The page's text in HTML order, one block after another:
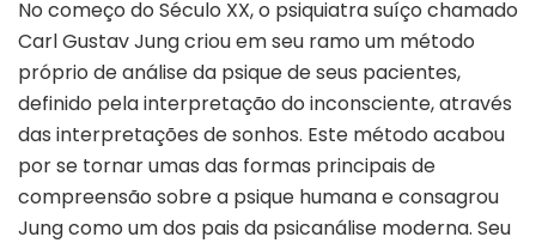
No começo do Século XX, o psiquiatra suíço chamado
Carl Gustav Jung criou em seu ramo um método
próprio de análise da psique de seus pacientes,
definido pela interpretação do inconsciente, através
das interpretações de sonhos. Este método acabou
por se tornar umas das formas principais de
compreensão sobre a psique humana e consagrou
Jung como um dos pais da psicanálise moderna. Seu